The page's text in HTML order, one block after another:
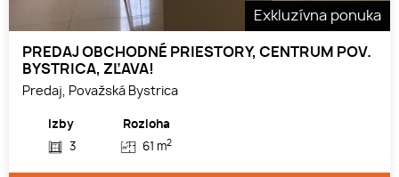
Exkluzívna ponuka
PREDAJ OBCHODNÉ PRIESTORY, CENTRUM POV.
BYSTRICA, ZĽAVA!
Predaj, Považská Bystrica
Izby
3
Rozloha
61 m2